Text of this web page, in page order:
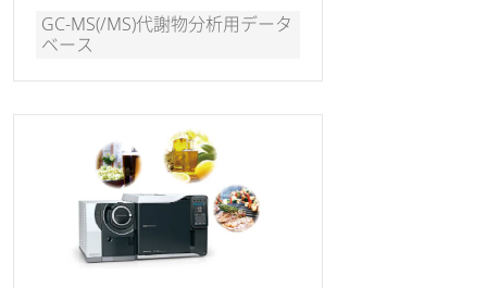
GC-MS(/MS)代謝物分析用データ
ベース